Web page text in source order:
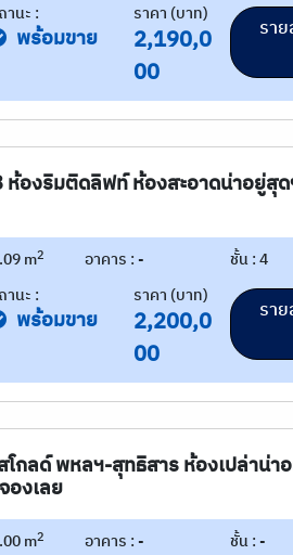
านะ :
พร้อมขาย
ราคา (บาท)
2,190,0
00
ห้องริมติดลิฟท์ ห้องสะอาดน่าอยู่สุด
m2 อาคาร : -
ชั้น : 4
านะ :
พร้อมขาย
ราคา (บาท)
2,200,0
00
โกลด์ พหลฯ-สุทธิสาร ห้องเปล่าน่
องเลย
m2 อาคาร : -
ชั้น : -